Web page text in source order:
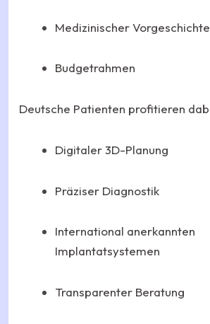
Medizinischer Vorgeschichte
Budgetrahmen
Deutsche Patienten profitieren
Digitaler 3D-Planung
Präziser Diagnostik
International anerkannten
Implantatsystemen
Transparenter Beratung